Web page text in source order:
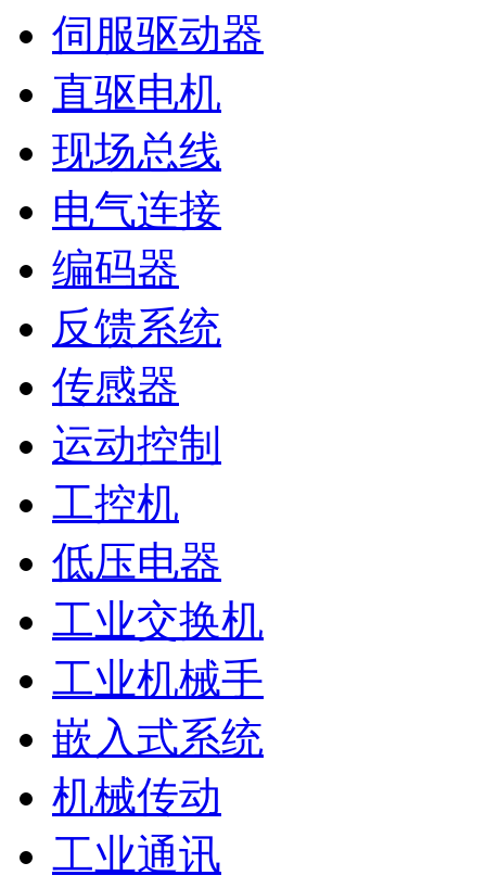
伺服驱动器
直驱电机
现场总线
电气连接
编码器
反馈系统
传感器
运动控制
工控机
低压电器
工业交换机
工业机械手
嵌入式系统
机械传动
工业通讯